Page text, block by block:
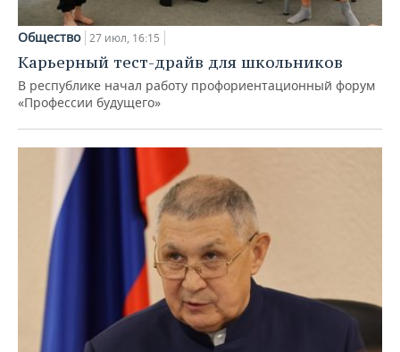
Общество 27 июл, 16:15
Карьерный тест-драйв для школьников
В республике начал работу профориентационный форум
«Профессии будущего»